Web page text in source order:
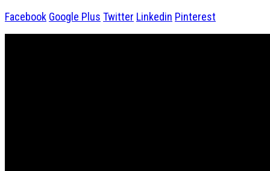
Facebook Google Plus Twitter Linkedin Pinterest